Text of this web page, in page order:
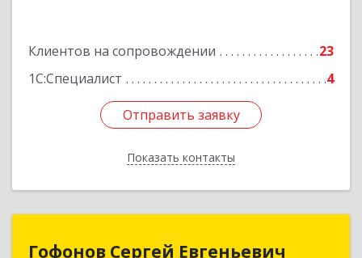
Клиентов на сопровождении
23
1С:Специалист
4
Отправить заявку
Показать контакты
Отправить заявку
Назад
Гофонов Сергей Евгеньевич
Гофонов Сергей Евгеньевич